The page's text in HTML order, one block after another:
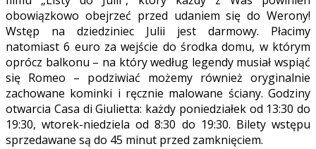
obowiązkowo obejrzeć przed udaniem się do Werony!
Wstęp na dziedziniec Julii jest darmowy. Płacimy
natomiast 6 euro za wejście do środka domu, w którym
oprócz balkonu – na który według legendy musiał wspiąć
się Romeo – podziwiać możemy również oryginalnie
zachowane kominki i ręcznie malowane ściany. Godziny
otwarcia Casa di Giulietta: każdy poniedziałek od 13:30 do
19:30, wtorek-niedziela od 8:30 do 19:30. Bilety wstępu
sprzedawane są do 45 minut przed zamknięciem.